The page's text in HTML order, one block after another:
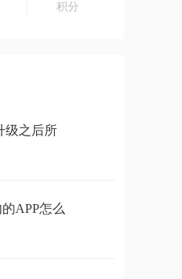
积分
级之后所
APP怎么